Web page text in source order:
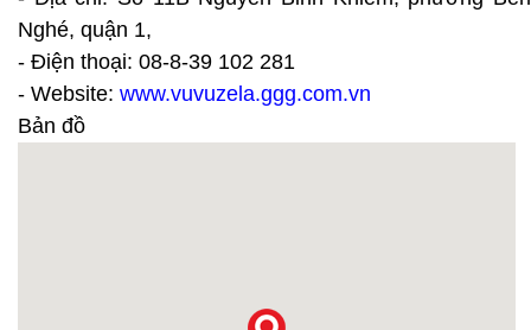
Nghé, quận 1,
- Điện thoại: 08-8-39 102 281
- Website: www.vuvuzela.ggg.com.vn
Bản đồ